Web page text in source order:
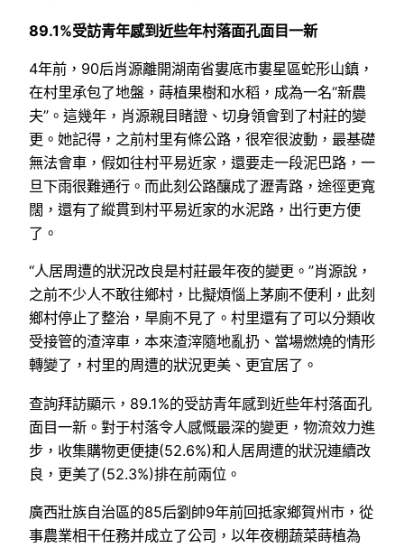
89.1%受訪青年感到近些年村落面孔面目一新
4年前，90后肖源離開湖南省婁底市婁星區蛇形山鎮，
在村里承包了地盤，蒔植果樹和水稻，成為一名“新農
夫”。這幾年，肖源親目睹證、切身領會到了村莊的變
更。她記得，之前村里有條公路，很窄很波動，最基礎
無法會車，假如往村平易近家，還要走一段泥巴路，一
旦下雨很難通行。而此刻公路釀成了瀝青路，途徑更寬
闊，還有了縱貫到村平易近家的水泥路，出行更方便
了。
“人居周遭的狀況改良是村莊最年夜的變更。”肖源說，
之前不少人不敢往鄉村，比擬煩惱上茅廁不便利，此刻
鄉村停止了整治，旱廁不見了。村里還有了可以分類收
受接管的渣滓車，本來渣滓隨地亂扔、當場燃燒的情形
轉變了，村里的周遭的狀況更美、更宜居了。
查詢拜訪顯示，89.1%的受訪青年感到近些年村落面孔
面目一新。對于村落令人感慨最深的變更，物流效力進
步，收集購物更便捷(52.6%)和人居周遭的狀況連續改
良，更美了(52.3%)排在前兩位。
廣西壯族自治區的85后劉帥9年前回抵家鄉賀州市，從
事農業相干任務并成立了公司，以年夜棚蔬菜蒔植為